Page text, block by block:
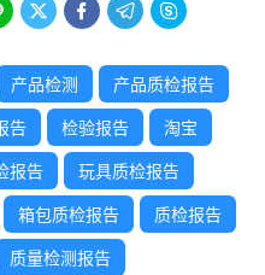
   
产品检测 产品质检报告
告 检验报告 淘宝
报告 玩具质检报告
箱包质检报告 质检报告
质量检测报告